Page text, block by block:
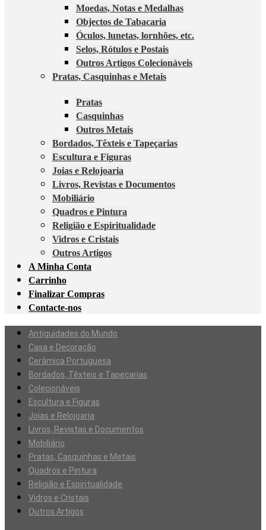
Moedas, Notas e Medalhas
Objectos de Tabacaria
Óculos, lunetas, lornhões, etc.
Selos, Rótulos e Postais
Outros Artigos Colecionáveis
Pratas, Casquinhas e Metais
Pratas
Casquinhas
Outros Metais
Bordados, Têxteis e Tapeçarias
Escultura e Figuras
Joias e Relojoaria
Livros, Revistas e Documentos
Mobiliário
Quadros e Pintura
Religião e Espiritualidade
Vidros e Cristais
Outros Artigos
A Minha Conta
Carrinho
Finalizar Compras
Contacte-nos
Antiguidades do Mundo
Casa e Decoração
Cerâmica Portuguesa
Bordados, Têxteis e Tapeçarias
Colecionáveis
Escultura e Figuras
Joias e Relojoaria
Livros, Revistas e Documentos
Mobiliário
Pratas, Casquinhas e Metais
Quadros e Pintura
Religião e Espiritualidade
Vidros e Cristais
Outros Artigos